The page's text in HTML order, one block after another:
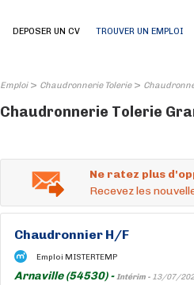
DEPOSER UN CV TROUVER UN EMPLOI
Emploi> Chaudronnerie Tolerie>
Chaudronnerie Tolerie
Ne ratez plus
Recevez les
Chaudronnier H/F
Emploi MISTERTEMP
Arnaville (54530) -Intérim - 13/07/